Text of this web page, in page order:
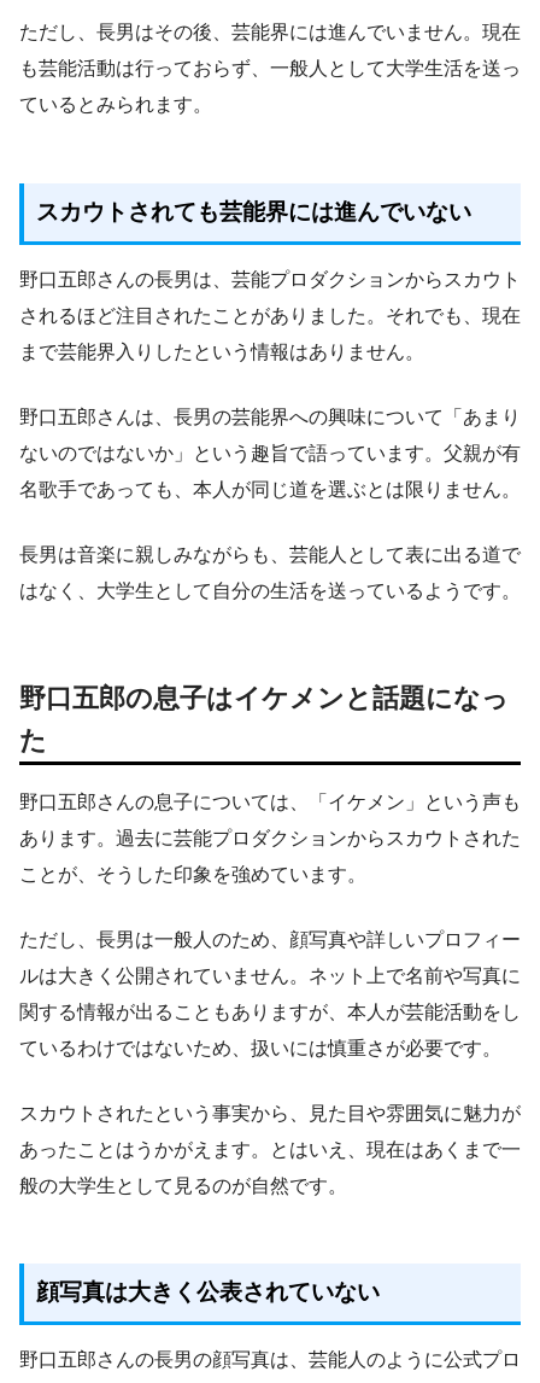
ただし、長男はその後、芸能界には進んでいません。現在
も芸能活動は行っておらず、一般人として大学生活を送っ
ているとみられます。
スカウトされても芸能界には進んでいない
野口五郎さんの長男は、芸能プロダクションからスカウト
されるほど注目されたことがありました。それでも、現在
まで芸能界入りしたという情報はありません。
野口五郎さんは、長男の芸能界への興味について「あまり
ないのではないか」という趣旨で語っています。父親が有
名歌手であっても、本人が同じ道を選ぶとは限りません。
長男は音楽に親しみながらも、芸能人として表に出る道で
はなく、大学生として自分の生活を送っているようです。
野口五郎の息子はイケメンと話題になっ
た
野口五郎さんの息子については、「イケメン」という声も
あります。過去に芸能プロダクションからスカウトされた
ことが、そうした印象を強めています。
ただし、長男は一般人のため、顔写真や詳しいプロフィー
ルは大きく公開されていません。ネット上で名前や写真に
関する情報が出ることもありますが、本人が芸能活動をし
ているわけではないため、扱いには慎重さが必要です。
スカウトされたという事実から、見た目や雰囲気に魅力が
あったことはうかがえます。とはいえ、現在はあくまで一
般の大学生として見るのが自然です。
顔写真は大きく公表されていない
野口五郎さんの長男の顔写真は、芸能人のように公式プロ